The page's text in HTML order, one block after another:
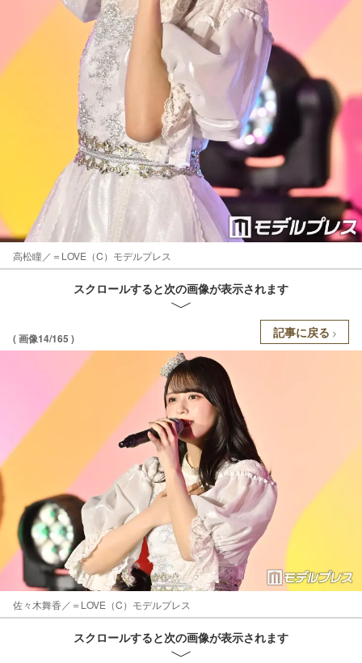
高松瞳／＝LOVE（C）モデルプレス
スクロールすると次の画像が表示されます
( 画像14/165 ) 記事に戻る
佐々木舞香／＝LOVE（C）モデルプレス
スクロールすると次の画像が表示されます